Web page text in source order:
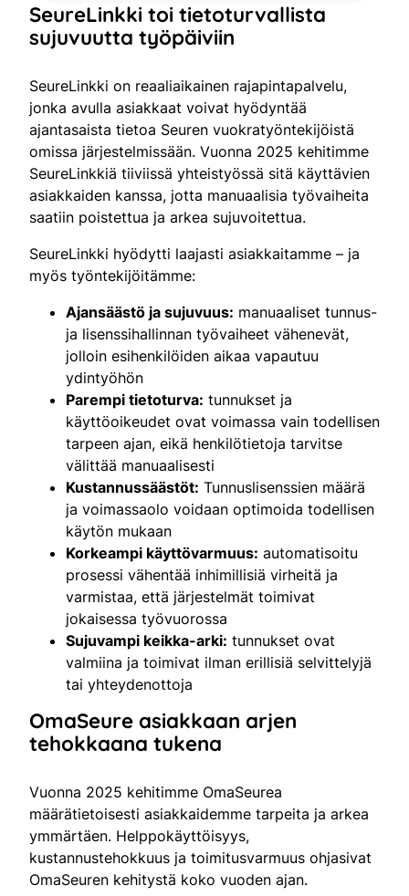
SeureLinkki toi tietoturvallista
sujuvuutta työpäiviin
SeureLinkki on reaaliaikainen rajapintapalvelu,
jonka avulla asiakkaat voivat hyödyntää
ajantasaista tietoa Seuren vuokratyöntekijöistä
omissa järjestelmissään. Vuonna 2025 kehitimme
SeureLinkkiä tiiviissä yhteistyössä sitä käyttävien
asiakkaiden kanssa, jotta manuaalisia työvaiheita
saatiin poistettua ja arkea sujuvoitettua.
SeureLinkki hyödytti laajasti asiakkaitamme – ja
myös työntekijöitämme:
Ajansäästö ja sujuvuus: manuaaliset tunnus-
ja lisenssihallinnan työvaiheet vähenevät,
jolloin esihenkilöiden aikaa vapautuu
ydintyöhön
Parempi tietoturva: tunnukset ja
käyttöoikeudet ovat voimassa vain todellisen
tarpeen ajan, eikä henkilötietoja tarvitse
välittää manuaalisesti
Kustannussäästöt: Tunnuslisenssien määrä
ja voimassaolo voidaan optimoida todellisen
käytön mukaan
Korkeampi käyttövarmuus: automatisoitu
prosessi vähentää inhimillisiä virheitä ja
varmistaa, että järjestelmät toimivat
jokaisessa työvuorossa
Sujuvampi keikka-arki: tunnukset ovat
valmiina ja toimivat ilman erillisiä selvittelyjä
tai yhteydenottoja
OmaSeure asiakkaan arjen
tehokkaana tukena
Vuonna 2025 kehitimme OmaSeurea
määrätietoisesti asiakkaidemme tarpeita ja arkea
ymmärtäen. Helppokäyttöisyys,
kustannustehokkuus ja toimitusvarmuus ohjasivat
OmaSeuren kehitystä koko vuoden ajan.